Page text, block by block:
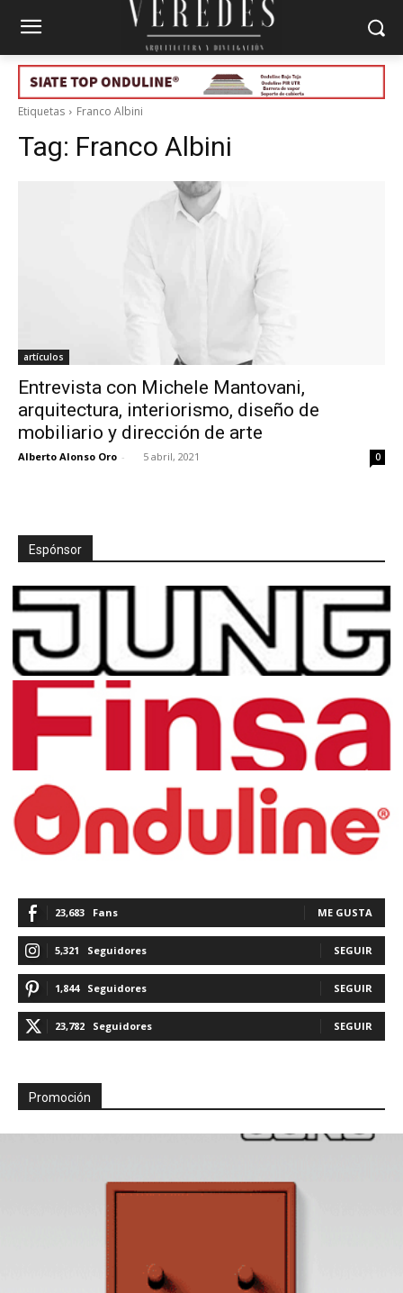
Etiquetas Franco Albini
Tag: Franco Albini
artículos
Entrevista con Michele Mantovani,
arquitectura, interiorismo, diseño de
mobiliario y dirección de arte
Alberto Alonso Oro - 5 abril, 2021 0
Espónsor
23,683 Fans ME GUSTA
5,321 Seguidores SEGUIR
1,844 Seguidores SEGUIR
23,782 Seguidores SEGUIR
Promoción